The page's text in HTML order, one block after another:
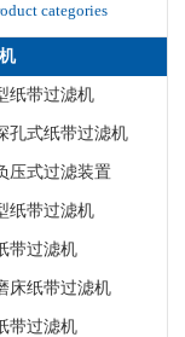
categories
纸带过滤机
孔式纸带过滤机
压式过滤装置
纸带过滤机
带过滤机
床纸带过滤机
带过滤机